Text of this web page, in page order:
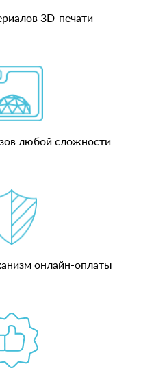
3D-печати
любой сложности
онлайн-оплаты